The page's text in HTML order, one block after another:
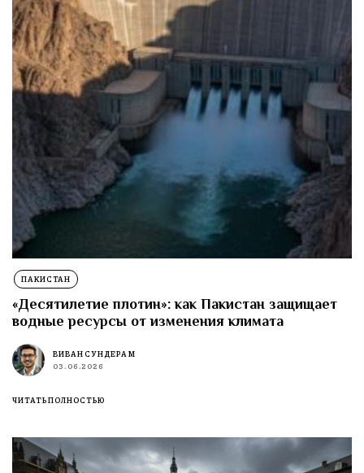
ПАКИСТАН
«Десятилетие плотин»: как Пакистан защищает
водные ресурсы от изменения климата
ВИВАН СУНДЕРАМ
03.06.2026
ЧИТАТЬ ПОЛНОСТЬЮ